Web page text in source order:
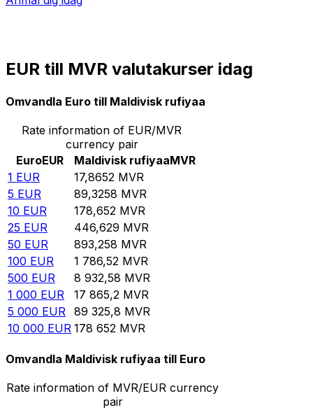
EUR till MVR valutakurser idag
Omvandla Euro till Maldivisk rufiyaa
Rate information of EUR/MVR
currency pair
EuroEUR Maldivisk rufiyaaMVR
1 EUR 17,8652 MVR
5 EUR 89,3258 MVR
10 EUR 178,652 MVR
25 EUR 446,629 MVR
50 EUR 893,258 MVR
100 EUR 1 786,52 MVR
500 EUR 8 932,58 MVR
1 000 EUR 17 865,2 MVR
5 000 EUR 89 325,8 MVR
10 000 EUR 178 652 MVR
Omvandla Maldivisk rufiyaa till Euro
Rate information of MVR/EUR currency
pair